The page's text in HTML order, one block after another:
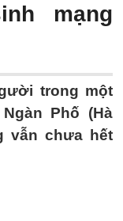
mạng
trong một
Phố (Hà
vẫn chưa hết